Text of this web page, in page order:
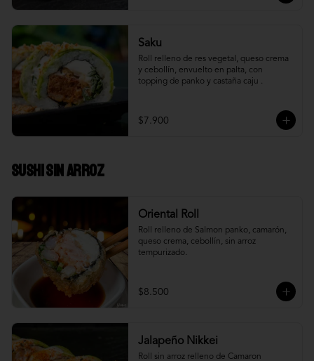
Saku
Roll relleno de res vegetal, queso crema
y cebollín, envuelto en palta, con
topping de panko y castaña caju .
$7.900
Sushi Sin Arroz
Oriental Roll
Roll relleno de Salmon panko, camarón,
queso crema, cebollín, sin arroz
tempurizado.
$8.500
Jalapeño Nikkei
Roll sin arroz relleno de Camaron